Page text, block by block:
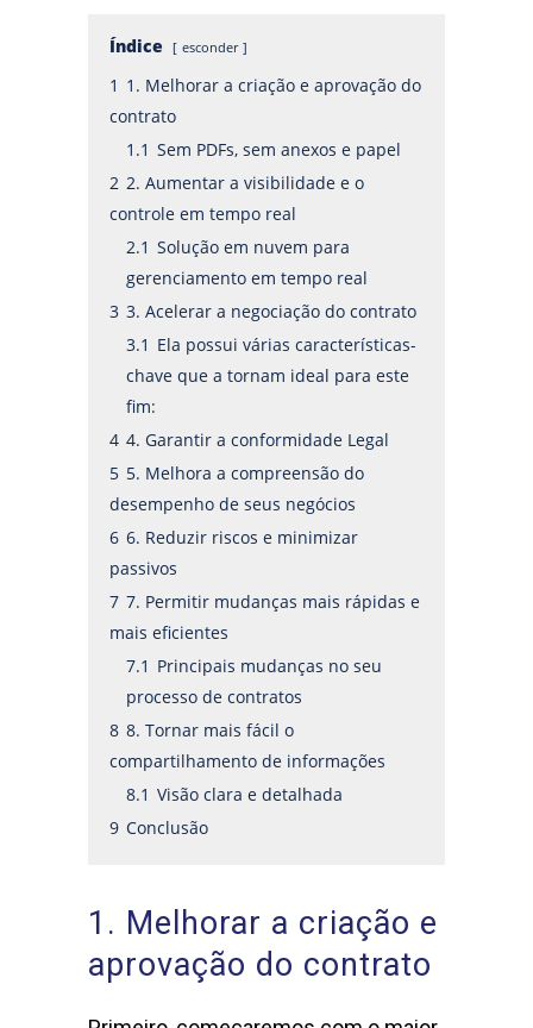
Índice esconder
1 1. Melhorar a criação e aprovação do
contrato
1.1 Sem PDFs, sem anexos e papel
2 2. Aumentar a visibilidade e o
controle em tempo real
2.1 Solução em nuvem para
gerenciamento em tempo real
3 3. Acelerar a negociação do contrato
3.1 Ela possui várias características-
chave que a tornam ideal para este
fim:
4 4. Garantir a conformidade Legal
5 5. Melhora a compreensão do
desempenho de seus negócios
6 6. Reduzir riscos e minimizar
passivos
7 7. Permitir mudanças mais rápidas e
mais eficientes
7.1 Principais mudanças no seu
processo de contratos
8 8. Tornar mais fácil o
compartilhamento de informações
8.1 Visão clara e detalhada
9 Conclusão
1. Melhorar a criação e
aprovação do contrato